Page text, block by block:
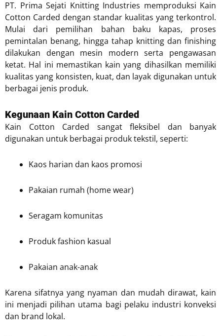
PT. Prima Sejati Knitting Industries memproduksi Kain
Cotton Carded dengan standar kualitas yang terkontrol.
Mulai dari pemilihan bahan baku kapas, proses
pemintalan benang, hingga tahap knitting dan finishing
dilakukan dengan mesin modern serta pengawasan
ketat. Hal ini memastikan kain yang dihasilkan memiliki
kualitas yang konsisten, kuat, dan layak digunakan untuk
berbagai jenis produk.
Kegunaan Kain Cotton Carded
Kain Cotton Carded sangat fleksibel dan banyak
digunakan untuk berbagai produk tekstil, seperti:
Kaos harian dan kaos promosi
Pakaian rumah (home wear)
Seragam komunitas
Produk fashion kasual
Pakaian anak-anak
Karena sifatnya yang nyaman dan mudah dirawat, kain
ini menjadi pilihan utama bagi pelaku industri konveksi
dan brand lokal.